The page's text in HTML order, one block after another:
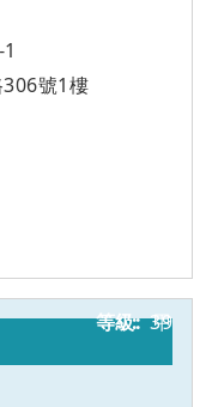
306號1樓
39
甲